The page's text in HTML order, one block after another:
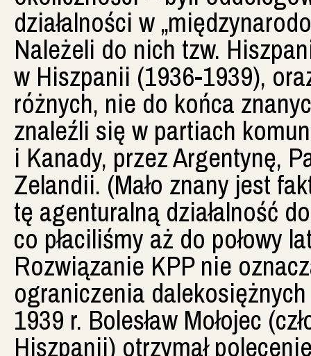
działalności w
Należeli do nich tzw.
w Hiszpanii (1936-1939),
różnych, nie do końca
znaleźli się w partiach
i Kanady, przez Argentynę,
Zelandii. (Mało znany jest
tę agenturalną działalność
co płaciliśmy aż do połowy
Rozwiązanie KPP nie
ograniczenia
1939 r. Bolesław Mołojec
Hiszpanii) otrzymał